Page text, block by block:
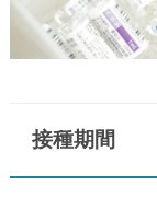
接種期間